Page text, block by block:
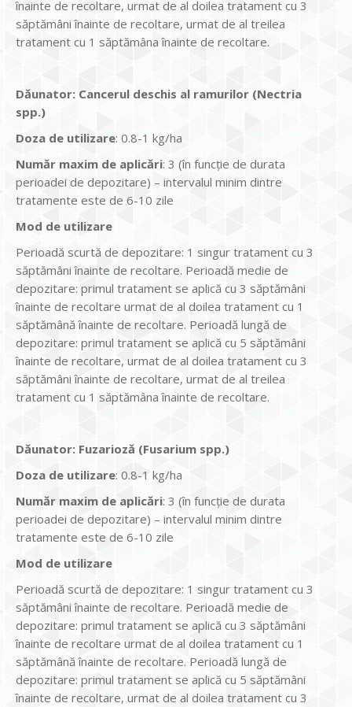
înainte de recoltare, urmat de al doilea tratament cu 3
săptămâni înainte de recoltare, urmat de al treilea
tratament cu 1 săptămâna înainte de recoltare.
Dăunator: Cancerul deschis al ramurilor (Nectria
spp.)
Doza de utilizare: 0.8-1 kg/ha
Număr maxim de aplicări: 3 (în funcție de durata
perioadei de depozitare) – intervalul minim dintre
tratamente este de 6-10 zile
Mod de utilizare
Perioadă scurtă de depozitare: 1 singur tratament cu 3
săptămâni înainte de recoltare. Perioadă medie de
depozitare: primul tratament se aplică cu 3 săptămâni
înainte de recoltare urmat de al doilea tratament cu 1
săptămână înainte de recoltare. Perioadă lungă de
depozitare: primul tratament se aplică cu 5 săptămâni
înainte de recoltare, urmat de al doilea tratament cu 3
săptămâni înainte de recoltare, urmat de al treilea
tratament cu 1 săptămâna înainte de recoltare.
Dăunator: Fuzarioză (Fusarium spp.)
Doza de utilizare: 0.8-1 kg/ha
Număr maxim de aplicări: 3 (în funcție de durata
perioadei de depozitare) – intervalul minim dintre
tratamente este de 6-10 zile
Mod de utilizare
Perioadă scurtă de depozitare: 1 singur tratament cu 3
săptămâni înainte de recoltare. Perioadă medie de
depozitare: primul tratament se aplică cu 3 săptămâni
înainte de recoltare urmat de al doilea tratament cu 1
săptămână înainte de recoltare. Perioadă lungă de
depozitare: primul tratament se aplică cu 5 săptămâni
înainte de recoltare, urmat de al doilea tratament cu 3